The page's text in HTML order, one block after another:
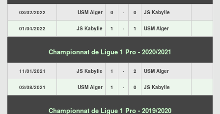
03/02/2022 USM Alger 0 - 0 JS Kabylie
01/04/2022 JS Kabylie 1 - 1 USM Alger
Championnat de Ligue 1 Pro - 2020/2021
11/01/2021 JS Kabylie 1 - 2 USM Alger
03/08/2021 USM Alger 1 - 0 JS Kabylie
Championnat de Ligue 1 Pro - 2019/2020